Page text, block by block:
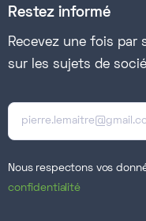
Restez informé
Recevez une fois par
sur les sujets de
Nous respectons vos
confidentialité